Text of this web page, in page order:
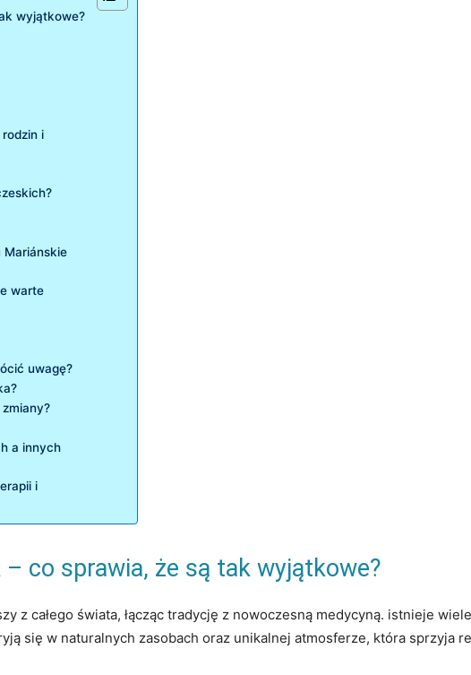
wyjątkowe?
i
warte
uwagę?
⁤a innych
i
co sprawia, że są‍ tak wyjątkowe?
z całego świata, łącząc tradycję z nowoczesną medycyną. ‍istnieje
‌się ‌w naturalnych zasobach oraz unikalnej atmosferze, która⁢ sprzyja